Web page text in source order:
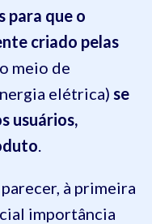
para que o
criado pelas
meio de
elétrica) se
usuários,
.
à primeira
importância